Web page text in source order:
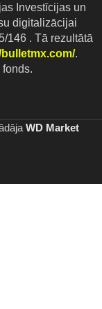
Investīcijas un
digitalizācijai
146 . Tā rezultātā
bulletmx.com/.
WD Market